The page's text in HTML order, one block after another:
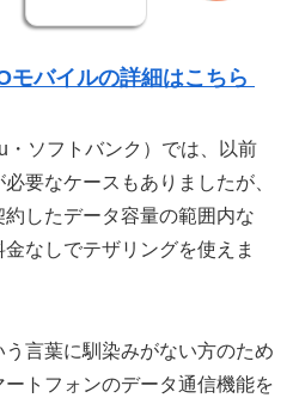
モバイルの詳細はこちら
・ソフトバンク）では、以前
要なケースもありましたが、
したデータ容量の範囲内な
なしでテザリングを使えま
言葉に馴染みがない方のため
トフォンのデータ通信機能を